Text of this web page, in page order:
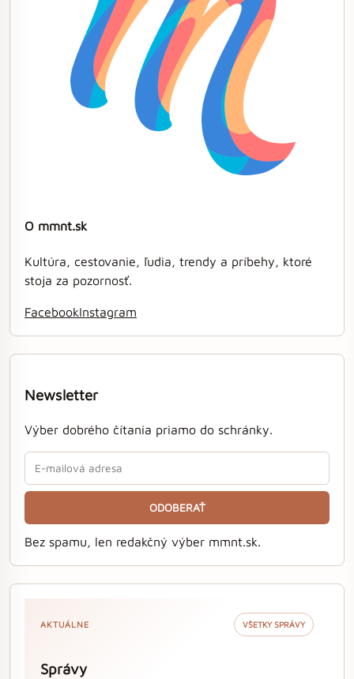
O mmnt.sk
Kultúra, cestovanie, ľudia, trendy a príbehy, ktoré
stoja za pozornosť.
FacebookInstagram
Newsletter
Výber dobrého čítania priamo do schránky.
ODOBERAŤ
Bez spamu, len redakčný výber mmnt.sk.
AKTUÁLNE VŠETKY SPRÁVY
Správy